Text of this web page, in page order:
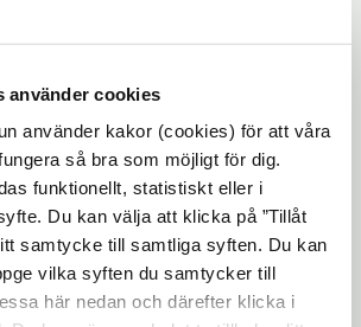
använder cookies
använder kakor (cookies) för att våra
så bra som möjligt för dig.
funktionellt, statistiskt eller i
Du kan välja att klicka på ”Tillåt
samtycke till samtliga syften. Du kan
vilka syften du samtycker till
här nedan och därefter klicka i
verksamhetschef för
står för ökningen, där
ökar mest. De
programmen följer den
med minskat intresse.
rad orsaker till att
har vänt